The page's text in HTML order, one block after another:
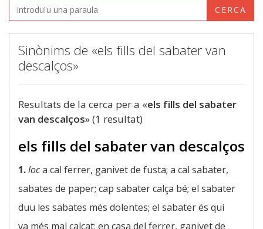
CERCA
Sinònims de «els fills del sabater van
descalços»
Resultats de la cerca per a «els fills del sabater
van descalços» (1 resultat)
els fills del sabater van descalços
1.loca cal ferrer, ganivet de fusta; a cal sabater,
sabates de paper; cap sabater calça bé; el sabater
duu les sabates més dolentes; el sabater és qui
va més mal calçat; en casa del ferrer, ganivet de